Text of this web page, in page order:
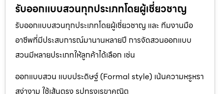
รับออกแบบสวนทุกประเภทโดยผู้เชี่ยวชาญ
รับออกแบบสวนทุกประเภทโดยผู้เชี่ยวชาญ และ ทีมงานมือ
อาชีพที่มีประสบการณ์มานานหลายปี การจัดสวนออกแบบ
สวนมีหลายประเภทให้ลูกค้าได้เลือก เช่น
ออกแบบสวน แบบประดิษฐ์ (Formal style) เน้นความหรูหรา
สง่างาม ใช้เส้นตรง รูปทรงเรขาคณิต